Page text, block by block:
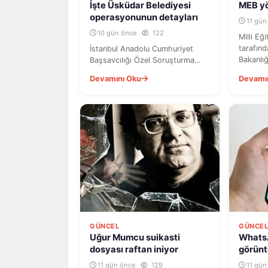
İşte Üsküdar Belediyesi
operasyonunun detayları
10 gün önce 122
İstanbul Anadolu Cumhuriyet
Başsavcılığı Özel Soruşturma
soruşturma kapsamında, Üskü...
Devamını Oku
MEB
11
Milli
GÜNCEL
Uğur Mumcu suikasti
dosyası raftan iniyor
11 gün önce 129
GÜNCEL
yıla
11